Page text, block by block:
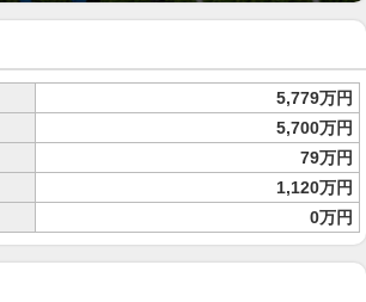
5,779万円
5,700万円
79万円
1,120万円
0万円